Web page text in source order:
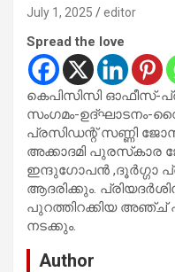
July 1, 2025 editor
Spread the love
കെപിസിസി ഓഫീസ്-
സംഗമം-ഉദ്ഘാടനം-
പ്രസിഡന്റ് സണ്ണി
അക്കാദമി പുരസ്‌കാര
ഇന്ദുഗോപന്‍ ,ദൂര്‍ഗ്ഗാ
ആദരിക്കും.
പുറത്തിറക്കിയ
നടക്കും.
Author